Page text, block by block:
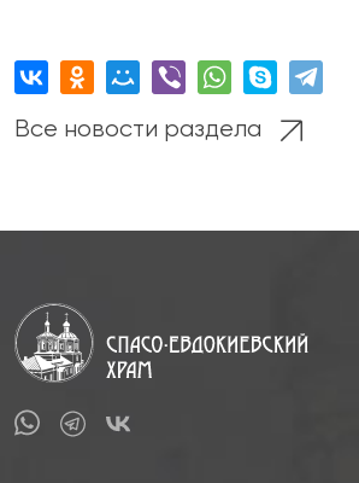
Все новости раздела